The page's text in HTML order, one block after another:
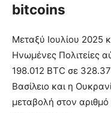
bitcoins
Μεταξύ Ιουλίου 2025
Ηνωμένες Πολιτείες
198.012 BTC σε
Βασίλειο και η
μεταβολή στον